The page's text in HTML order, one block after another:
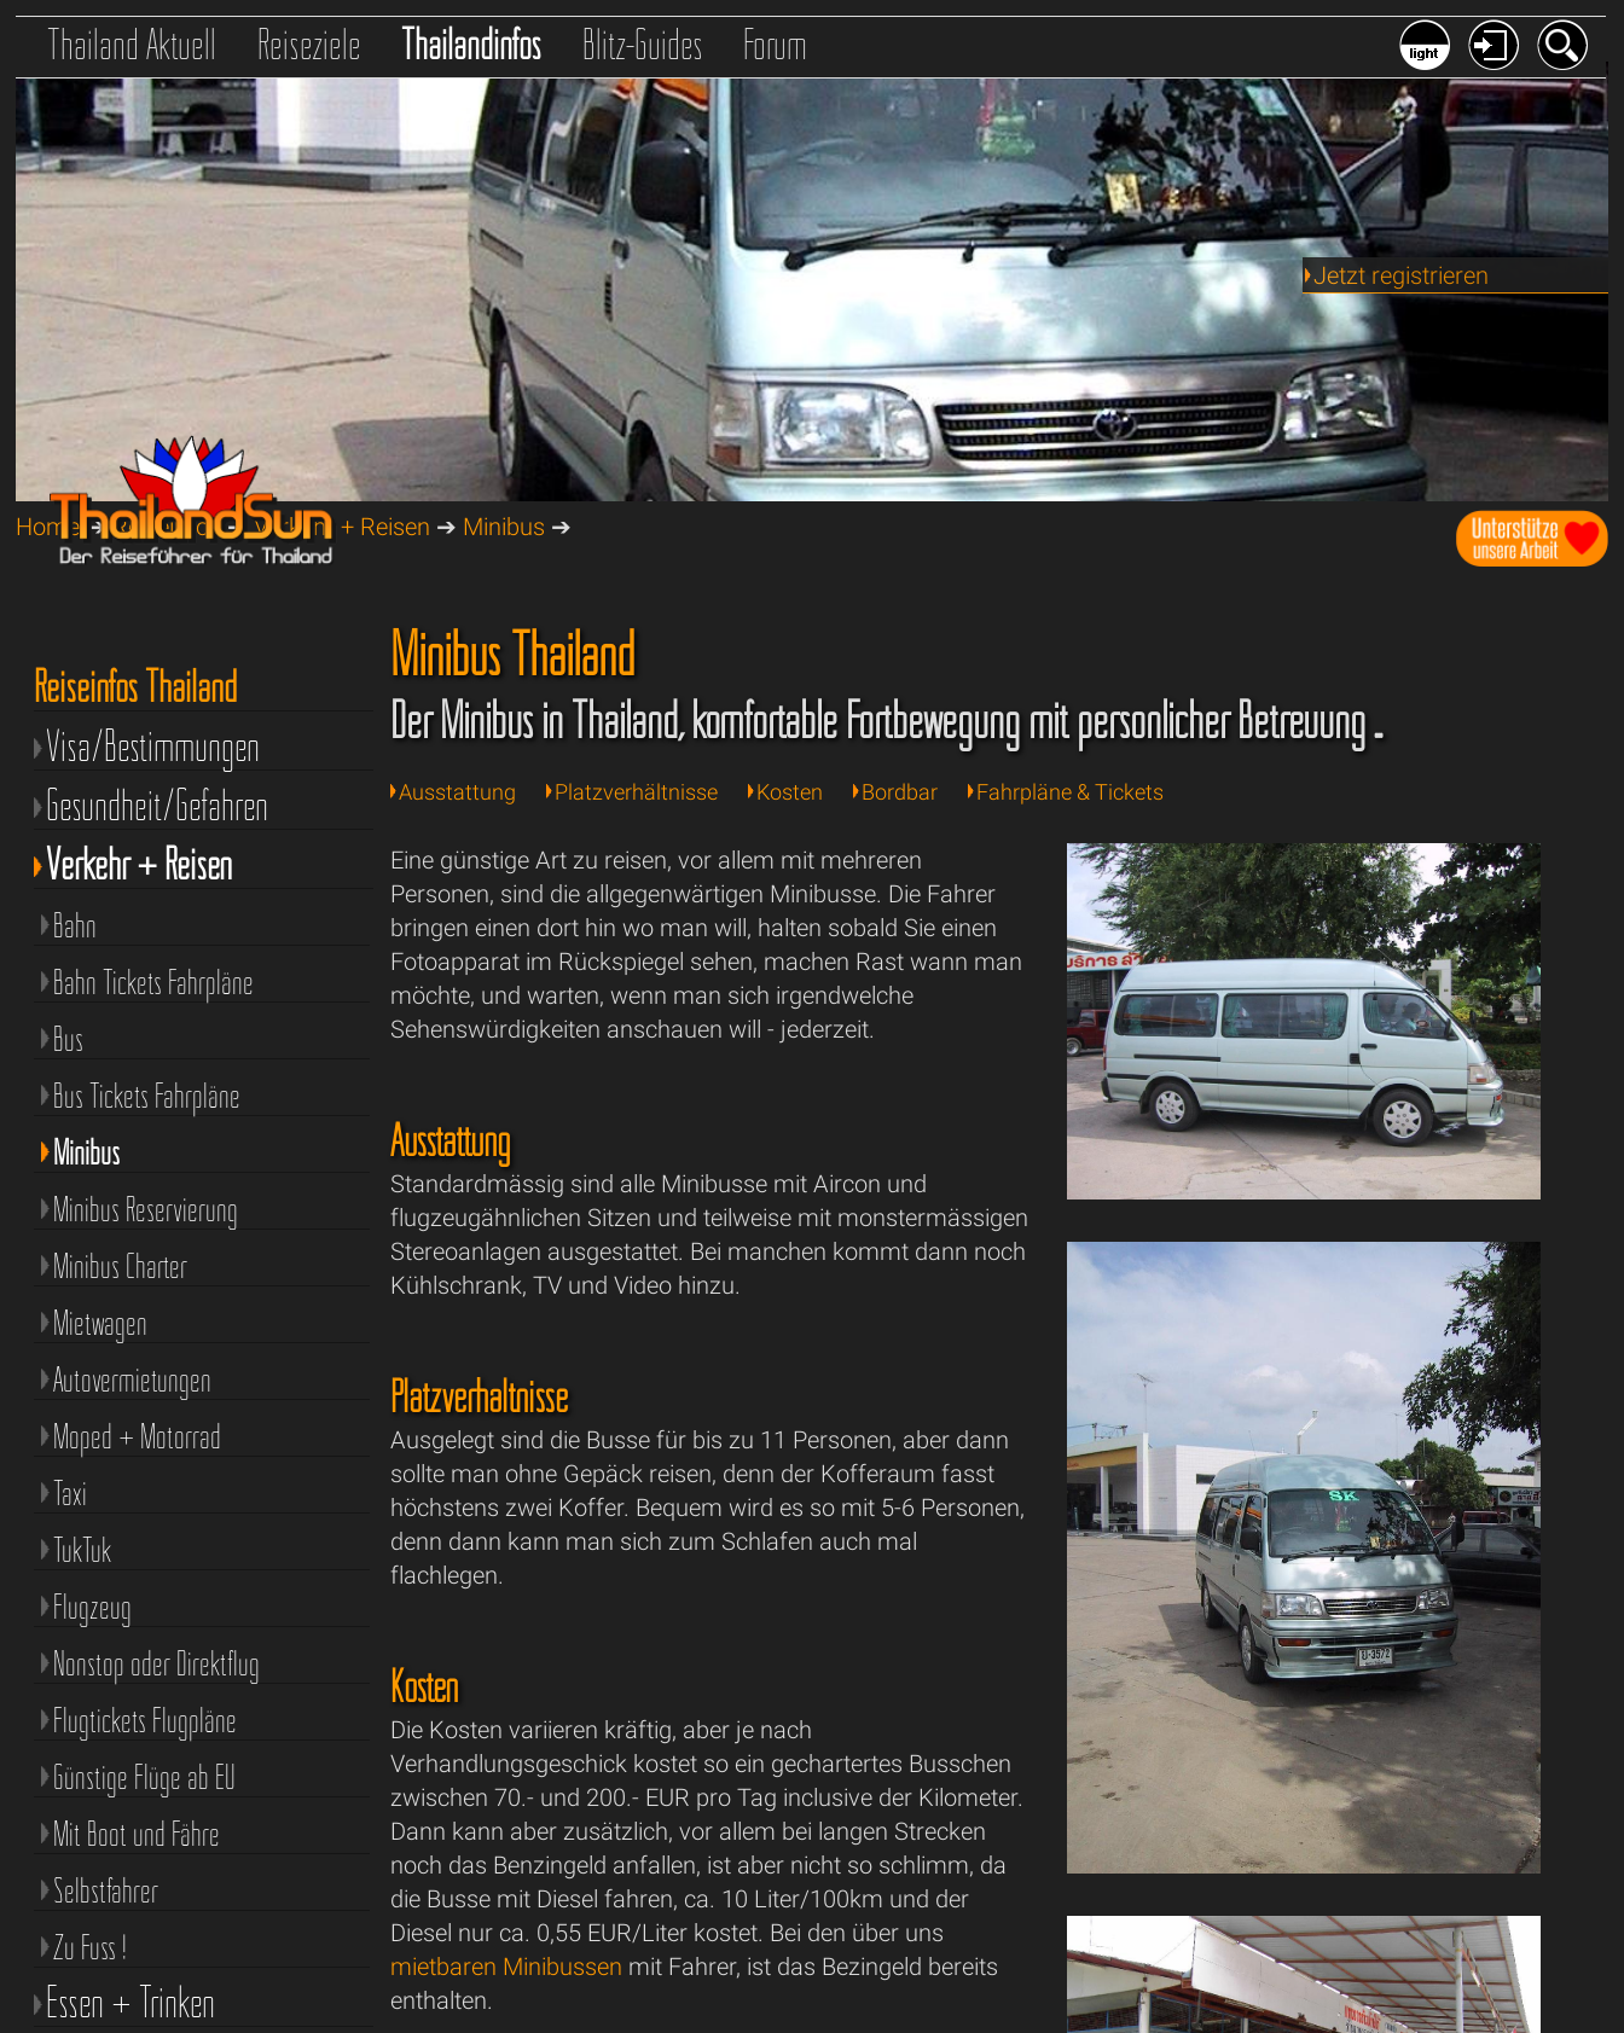
Thailand Aktuell Reiseziele Thailandinfos Blitz-Guides Forum
Jetzt registrieren
Home➔Reiseinfos➔Verkehr + Reisen ➔ Minibus ➔
Minibus Thailand
Der Minibus in Thailand, komfortable Fortbewegung mit persönlicher Betreuung ...
Ausstattung Platzverhältnisse Kosten Bordbar Fahrpläne & Tickets
Eine günstige Art zu reisen, vor allem mit mehreren
Personen, sind die allgegenwärtigen Minibusse. Die Fahrer
bringen einen dort hin wo man will, halten sobald Sie einen
Fotoapparat im Rückspiegel sehen, machen Rast wann man
möchte, und warten, wenn man sich irgendwelche
Sehenswürdigkeiten anschauen will - jederzeit.
Ausstattung
Standardmässig sind alle Minibusse mit Aircon und
flugzeugähnlichen Sitzen und teilweise mit monstermässigen
Stereoanlagen ausgestattet. Bei manchen kommt dann noch
Kühlschrank, TV und Video hinzu.
Platzverhältnisse
Ausgelegt sind die Busse für bis zu 11 Personen, aber dann
sollte man ohne Gepäck reisen, denn der Kofferaum fasst
höchstens zwei Koffer. Bequem wird es so mit 5-6 Personen,
denn dann kann man sich zum Schlafen auch mal
flachlegen.
Kosten
Die Kosten variieren kräftig, aber je nach
Verhandlungsgeschick kostet so ein gechartertes Busschen
zwischen 70.- und 200.- EUR pro Tag inclusive der Kilometer.
Dann kann aber zusätzlich, vor allem bei langen Strecken
noch das Benzingeld anfallen, ist aber nicht so schlimm, da
die Busse mit Diesel fahren, ca. 10 Liter/100km und der
Diesel nur ca. 0,55 EUR/Liter kostet. Bei den über uns
mietbaren Minibussen mit Fahrer, ist das Bezingeld bereits
enthalten.
Reiseinfos Thailand
Visa/Bestimmungen
Gesundheit/Gefahren
Verkehr + Reisen
Bahn
Bahn Tickets Fahrpläne
Bus
Bus Tickets Fahrpläne
Minibus
Minibus Reservierung
Minibus Charter
Mietwagen
Autovermietungen
Moped + Motorrad
Taxi
TukTuk
Flugzeug
Nonstop oder Direktflug
Flugtickets Flugpläne
Günstige Flüge ab EU
Mit Boot und Fähre
Selbstfahrer
Zu Fuss !
Essen + Trinken